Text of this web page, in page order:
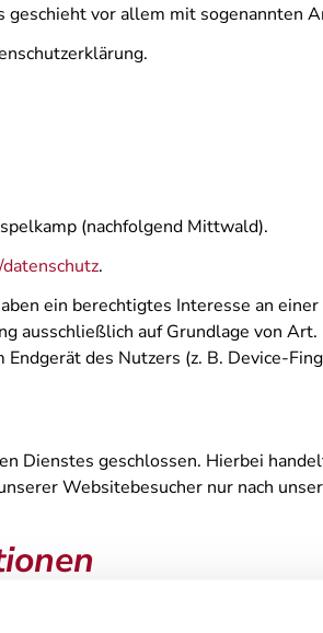
vor allem mit sogenannten
(nachfolgend Mittwald).
.
ein berechtigtes Interesse an
auf Grundlage von
des Nutzers (z. B. Device-
Dienstes geschlossen. Hierbei
Websitebesucher nur nach